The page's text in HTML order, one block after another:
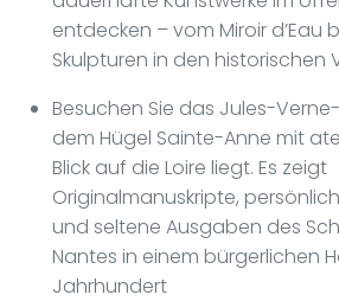
entdecken – vom Miroir d’Eau
Skulpturen in den historischen
Besuchen Sie das Jules-
dem Hügel Sainte-Anne mit
Blick auf die Loire liegt. Es zeigt
Originalmanuskripte,
und seltene Ausgaben des
Nantes in einem bürgerlichen
Jahrhundert